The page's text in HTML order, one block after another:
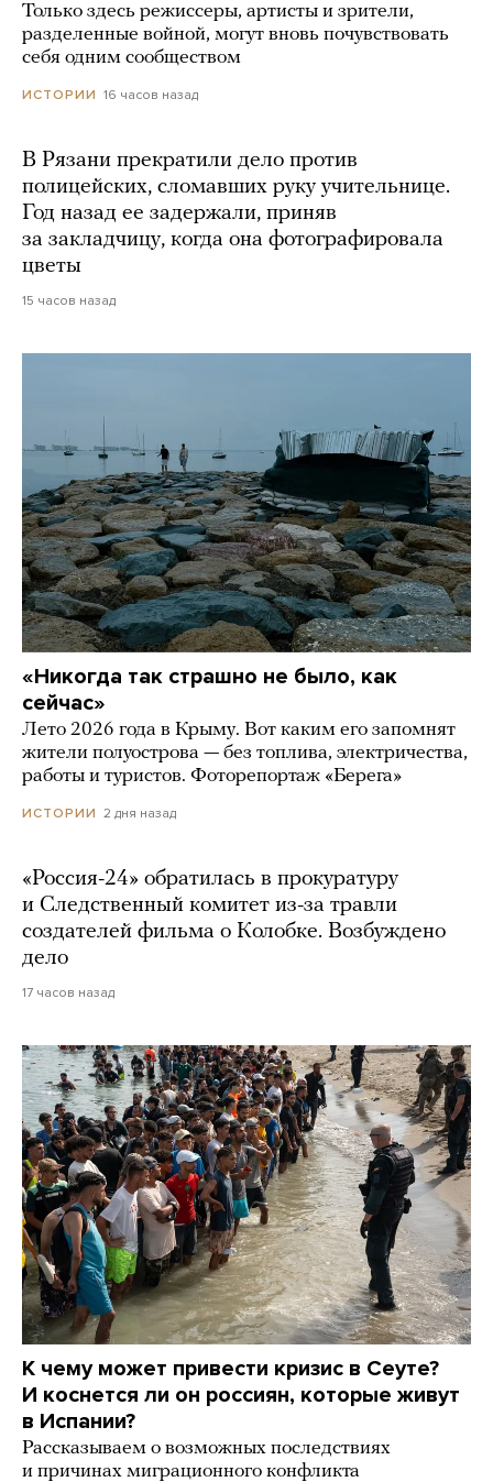
Только здесь режиссеры, артисты и зрители,
разделенные войной, могут вновь почувствовать
себя одним сообществом
ИСТОРИИ 16 часов назад
В Рязани прекратили дело против
полицейских, сломавших руку учительнице.
Год назад ее задержали, приняв
за закладчицу, когда она фотографировала
цветы
15 часов назад
«Никогда так страшно не было, как
сейчас»
Лето 2026 года в Крыму. Вот каким его запомнят
жители полуострова — без топлива, электричества,
работы и туристов. Фоторепортаж «Берега»
ИСТОРИИ 2 дня назад
«Россия-24» обратилась в прокуратуру
и Следственный комитет из-за травли
создателей фильма о Колобке. Возбуждено
дело
17 часов назад
К чему может привести кризис в Сеуте?
И коснется ли он россиян, которые живут
в Испании?
Рассказываем о возможных последствиях
и причинах миграционного конфликта